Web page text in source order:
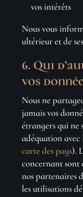
vos intérêts
Nous vous
ultérieur et de
6. Qui
vos
Nous ne
jamais vos
étrangers qui ne
adéquation
carte des pays).
concernant sont
nos partenaires
les utilisations